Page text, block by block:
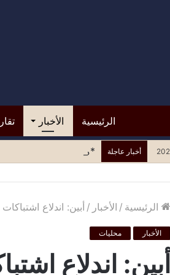
الرئيسية الأخبار
أخبار عاجلة *مستشفى الرازي..
الرئيسية / الأخبار / أبين: اندلاع
الأخبار محليات
أبين: اندلاع